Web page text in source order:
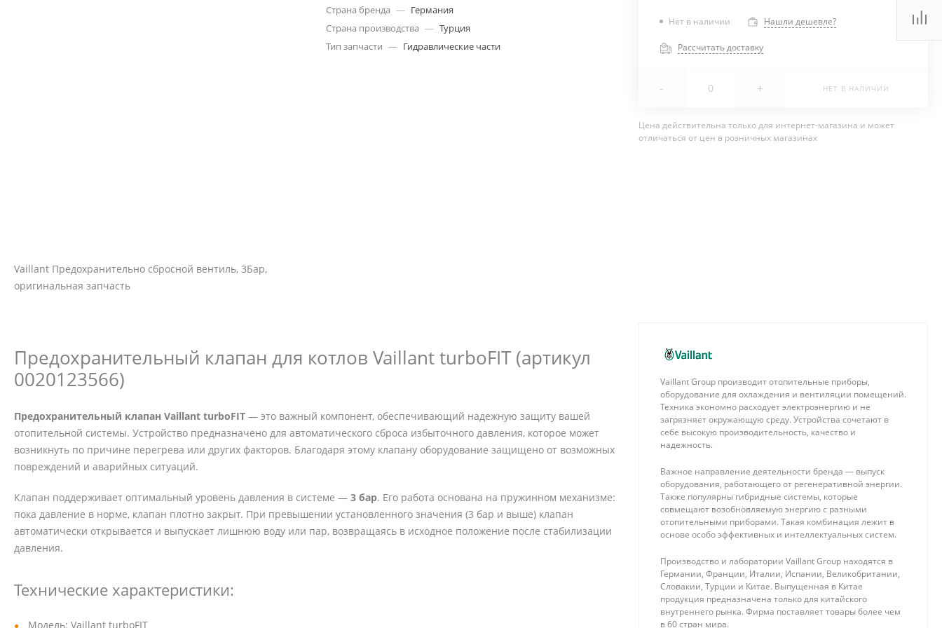
Vaillant Предохранительно сбросной вентиль, 3Бар,
оригинальная запчасть
Страна бренда — Германия
Страна производства — Турция
Тип запчасти — Гидравлические части
Нет в наличии Нашли дешевле?
Рассчитать доставку
- + НЕТ В НАЛИЧИИ
Цена действительна только для интернет-магазина и может
отличаться от цен в розничных магазинах
Предохранительный клапан для котлов Vaillant turboFIT (артикул
0020123566)
Предохранительный клапан Vaillant turboFIT — это важный компонент, обеспечивающий надежную защиту вашей
отопительной системы. Устройство предназначено для автоматического сброса избыточного давления, которое может
возникнуть по причине перегрева или других факторов. Благодаря этому клапану оборудование защищено от возможных
повреждений и аварийных ситуаций.
Клапан поддерживает оптимальный уровень давления в системе — 3 бар. Его работа основана на пружинном механизме:
пока давление в норме, клапан плотно закрыт. При превышении установленного значения (3 бар и выше) клапан
автоматически открывается и выпускает лишнюю воду или пар, возвращаясь в исходное положение после стабилизации
давления.
Технические характеристики:
Модель: Vaillant turboFIT
Vaillant Group производит отопительные приборы,
оборудование для охлаждения и вентиляции помещений.
Техника экономно расходует электроэнергию и не
загрязняет окружающую среду. Устройства сочетают в
себе высокую производительность, качество и
надежность.
Важное направление деятельности бренда — выпуск
оборудования, работающего от регенеративной энергии.
Также популярны гибридные системы, которые
совмещают возобновляемую энергию с разными
отопительными приборами. Такая комбинация лежит в
основе особо эффективных и интеллектуальных систем.
Производство и лаборатории Vaillant Group находятся в
Германии, Франции, Италии, Испании, Великобритании,
Словакии, Турции и Китае. Выпущенная в Китае
продукция предназначена только для китайского
внутреннего рынка. Фирма поставляет товары более чем
в 60 стран мира.